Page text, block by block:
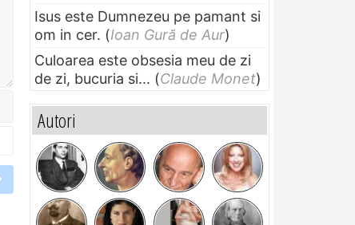
Isus este Dumnezeu pe pamant si
om in cer. (Ioan Gură de Aur)
Culoarea este obsesia meu de zi
de zi, bucuria si... (Claude Monet)
Autori